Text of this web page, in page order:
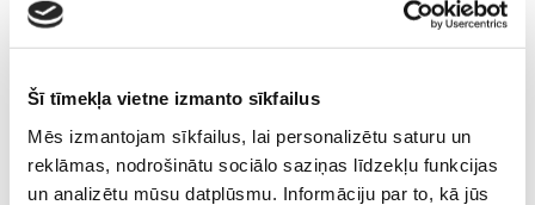
Šī tīmekļa vietne izmanto sīkfailus
Mēs izmantojam sīkfailus, lai personalizētu saturu un
reklāmas, nodrošinātu sociālo saziņas līdzekļu funkcijas
un analizētu mūsu datplūsmu. Informāciju par to, kā jūs
17.08
10:00-17:00
Olgas Gerasimenko
Eksperts : diplomēta masiere, spa-
speciālisteOlga Gerasimenko
Brīvo vietu skaits:
Pieteikties!
€ 25- € 100